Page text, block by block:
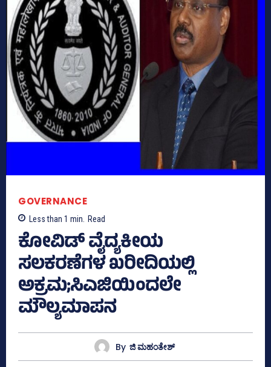
GOVERNANCE
Less than 1 min. Read
ಕೋವಿಡ್‌ ವೈದ್ಯಕೀಯ
ಸಲಕರಣೆಗಳ ಖರೀದಿಯಲ್ಲಿ
ಅಕ್ರಮ;ಸಿಎಜಿಯಿಂದಲೇ
ಮೌಲ್ಯಮಾಪನ
By ಜಿ ಮಹಂತೇಶ್